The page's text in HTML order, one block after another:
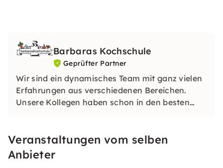
Barbaras Kochschule
Geprüfter Partner
Wir sind ein dynamisches Team mit ganz vielen
Erfahrungen aus verschiedenen Bereichen.
Unsere Kollegen haben schon in den besten
Wissen an Euch weiterzugeben.
Veranstaltungen vom selben
Anbieter